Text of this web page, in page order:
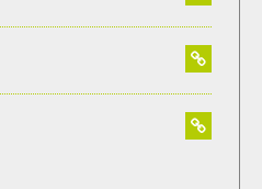
pluviale est raccordé au
: quelle est la dimension de votre
d’évaluer la capacité
car un gros orage a vite fait de
anticiper plutôt que de se
! Comme pour les parkings, le